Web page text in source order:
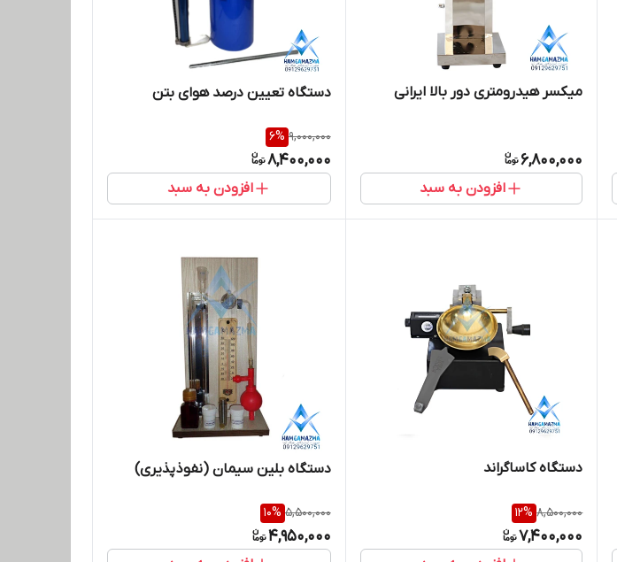
میکسر هیدرومتری دور بالا ایرانی
6,800,000
افزودن به سبد
دستگاه تعیین درصد هوای بتن
9,000,000
6%
8,400,000
افزودن به سبد
دستگاه کاساگراند
8,500,000
12%
7,400,000
دستگاه بلین سیمان (نفوذپذیری)
5,500,000
10%
4,950,000